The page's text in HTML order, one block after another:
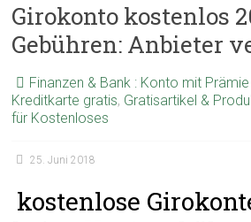
Girokonto kostenlos
Gebühren: Anbieter
Finanzen & Bank : Konto mit
Kreditkarte gratis, Gratisartikel &
für Kostenloses
25. Juni 2018
kostenlose